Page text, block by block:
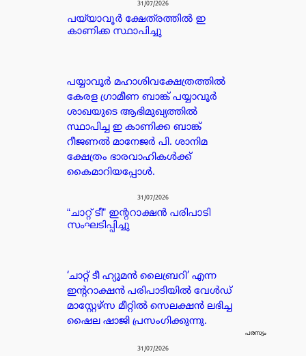
31/07/2026
പയ്യാവൂർ ക്ഷേത്രത്തിൽ ഇ
കാണിക്ക സ്ഥാപിച്ചു
പയ്യാവൂർ മഹാശിവക്ഷേത്രത്തിൽ
കേരള ഗ്രാമീണ ബാങ്ക് പയ്യാവൂർ
ശാഖയുടെ ആഭിമുഖ്യത്തിൽ
സ്ഥാപിച്ച ഇ കാണിക്ക ബാങ്ക്
റീജണൽ മാനേജർ പി. ശാനിമ
ക്ഷേത്രം ഭാരവാഹികൾക്ക്
കൈമാറിയപ്പോൾ.
31/07/2026
“ചാറ്റ് ടീ” ഇന്ററാക്ഷൻ പരിപാടി
സംഘടിപ്പിച്ചു
‘ചാറ്റ് ടീ ഹ്യൂമൻ ലൈബ്രറി’ എന്ന
ഇന്ററാക്ഷൻ പരിപാടിയിൽ വേൾഡ്
മാസ്റ്റേഴ്സ മീറ്റിൽ സെലക്ഷൻ ലഭിച്ച
ഷൈല ഷാജി പ്രസംഗിക്കുന്നു.
പരസ്യം
31/07/2026